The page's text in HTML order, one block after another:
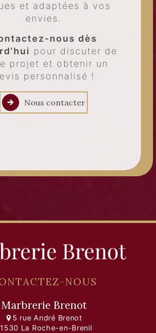
et adaptées à vos
envies.
nous dès
pour discuter de
projet et obtenir un
personnalisé !
Nous contacter
NOUS
Marbrerie Brenot
5 rue André Brenot
La Roche-en-Brenil